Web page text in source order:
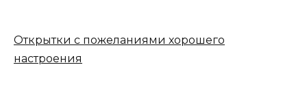
Открытки с пожеланиями хорошего
настроения